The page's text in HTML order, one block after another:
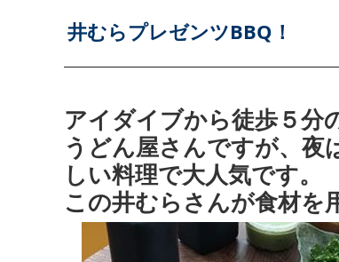
井むらプレゼンツBBQ！
アイダイブから徒歩５分
うどん屋さんですが、夜
しい料理で大人気です。
この井むらさんが食材を